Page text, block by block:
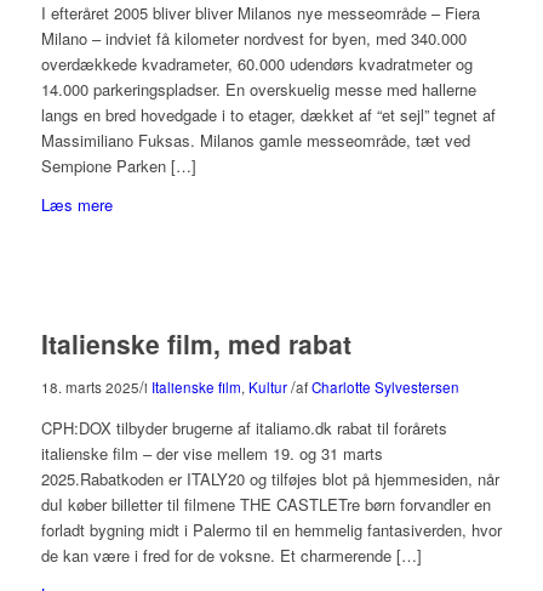
I efteråret 2005 bliver bliver Milanos nye messeområde – Fiera
Milano – indviet få kilometer nordvest for byen, med 340.000
overdækkede kvadrameter, 60.000 udendørs kvadratmeter og
14.000 parkeringspladser. En overskuelig messe med hallerne
langs en bred hovedgade i to etager, dækket af “et sejl” tegnet af
Massimiliano Fuksas. Milanos gamle messeområde, tæt ved
Sempione Parken […]
Læs mere
Italienske film, med rabat
18. marts 2025/i Italienske film, Kultur /afCharlotte Sylvestersen
CPH:DOX tilbyder brugerne af italiamo.dk rabat til forårets
italienske film – der vise mellem 19. og 31 marts
2025.Rabatkoden er ITALY20 og tilføjes blot på hjemmesiden, når
duI køber billetter til filmene THE CASTLETre børn forvandler en
forladt bygning midt i Palermo til en hemmelig fantasiverden, hvor
de kan være i fred for de voksne. Et charmerende […]